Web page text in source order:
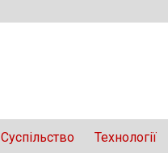
Суспільство Технології